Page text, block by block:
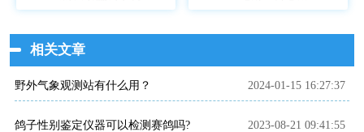
相关文章
野外气象观测站有什么用？ 2024-01-15 16:27:37
鸽子性别鉴定仪器可以检测赛鸽吗? 2023-08-21 09:41:55